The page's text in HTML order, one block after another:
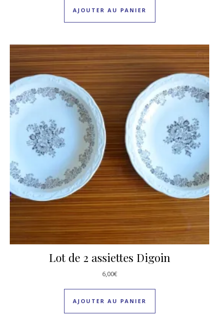
AJOUTER AU PANIER
Lot de 2 assiettes Digoin
6,00€
AJOUTER AU PANIER